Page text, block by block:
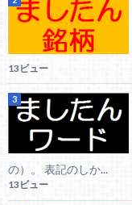
13ビュー
の）。 表記のしか...
13ビュー